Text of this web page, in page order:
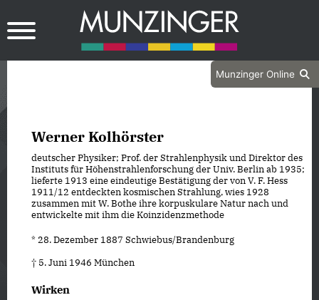
Munzinger Online
Werner Kolhörster
deutscher Physiker; Prof. der Strahlenphysik und Direktor des
Instituts für Höhenstrahlenforschung der Univ. Berlin ab 1935;
lieferte 1913 eine eindeutige Bestätigung der von V. F. Hess
1911/12 entdeckten kosmischen Strahlung, wies 1928
zusammen mit W. Bothe ihre korpuskulare Natur nach und
entwickelte mit ihm die Koinzidenzmethode
* 28. Dezember 1887 Schwiebus/Brandenburg
† 5. Juni 1946 München
Wirken